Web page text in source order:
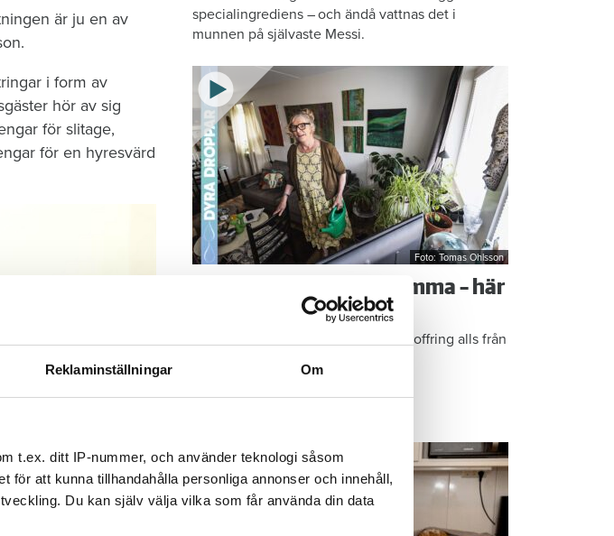
Reklaminställningar Om
t.ex. ditt IP-nummer, och använder teknologi såsom
för att kunna tillhandahålla personliga annonser och innehåll,
Du kan själv välja vilka som får använda din data
är ju en av
i form av
hör av sig
för slitage,
för en hyresvärd
specialingrediens – och ändå vattnas det i
munnen på självaste Messi.
Foto: Tomas Ohlsson
Så sparar du vatten hemma – här
är Kristins bästa tips
Knepen är enkla: ”Det är ingen uppoffring alls från